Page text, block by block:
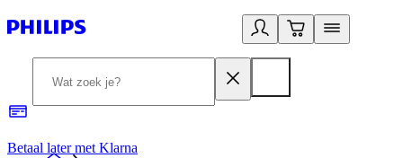
Betaal later met Klarna